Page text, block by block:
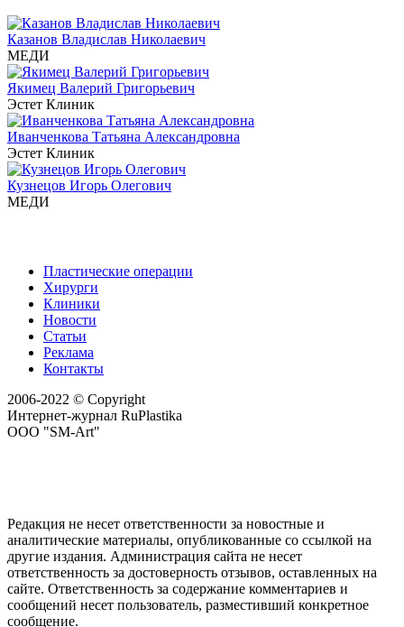
Казанов Владислав Николаевич
МЕДИ
Якимец Валерий Григорьевич
Эстет Клиник
Иванченкова Татьяна Александровна
Эстет Клиник
Кузнецов Игорь Олегович
МЕДИ
Пластические операции
Хирурги
Клиники
Новости
Статьи
Реклама
Контакты
2006-2022 © Copyright
Интернет-журнал RuPlastika
ООО "SM-Art"
Редакция не несет ответственности за новостные и
аналитические материалы, опубликованные со ссылкой на
другие издания. Администрация сайта не несет
ответственность за достоверность отзывов, оставленных на
сайте. Ответственность за содержание комментариев и
сообщений несет пользователь, разместивший конкретное
сообщение.